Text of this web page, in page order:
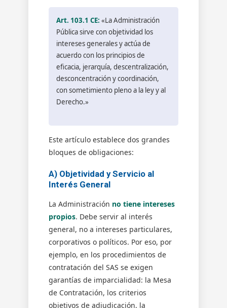
Art. 103.1 CE: «La Administración
Pública sirve con objetividad los
intereses generales y actúa de
acuerdo con los principios de
eficacia, jerarquía, descentralización,
desconcentración y coordinación,
con sometimiento pleno a la ley y al
Derecho.»
Este artículo establece dos grandes
bloques de obligaciones:
A) Objetividad y Servicio al
Interés General
La Administración no tiene intereses
propios. Debe servir al interés
general, no a intereses particulares,
corporativos o políticos. Por eso, por
ejemplo, en los procedimientos de
contratación del SAS se exigen
garantías de imparcialidad: la Mesa
de Contratación, los criterios
objetivos de adjudicación, la